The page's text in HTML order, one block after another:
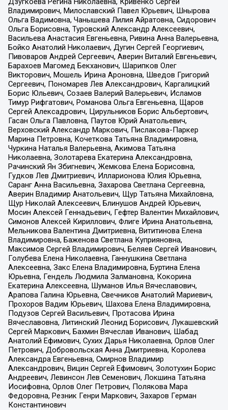
Владимирович, Милославский Павел Юрьевич, Шнырова
Ольга Вадимовна, Чанышева Лилия Айратовна, Сидорович
Ольга Борисовна, Туровский Александр Алексеевич,
Васильева Анастасия Евгеньевна, Ривина Анна Валерьевна,
Бойко Анатолий Николаевич, Дугин Сергей Георгиевич,
Пивоваров Андрей Сергеевич, Аверин Виталий Евгеньевич,
Барахоев Магомед Бекханович, Шарипков Олег
Викторович, Мошель Ирина Ароновна, Шведов Григорий
Сергеевич, Пономарев Лев Александрович, Каргалицкий
Борис Юльевич, Созаев Валерий Валерьевич, Исламов
Тимур Рифгатович, Романова Ольга Евгеньевна, Щаров
Сергей Алексадрович, Цирульников Борис Альбертович,
Гасан Ольга Павловна, Паутов Юрий Анатольевич,
Верховский Александр Маркович, Пислакова-Паркер
Марина Петровна, Кочеткова Татьяна Владимировна,
Чуркина Наталья Валерьевна, Акимова Татьяна
Николаевна, Золотарева Екатерина Александровна,
Рачинский Ян Збигневич, Жемкова Елена Борисовна,
Гудков Лев Дмитриевич, Илларионова Юлия Юрьевна,
Саранг Анна Васильевна, Захарова Светлана Сергеевна,
Аверин Владимир Анатольевич, Щур Татьяна Михайловна,
Щур Николай Алексеевич, Блинушов Андрей Юрьевич,
Мосин Алексей Геннадьевич, Гефтер Валентин Михайлович,
Симонов Алексей Кириллович, Флиге Ирина Анатольевна,
Мельникова Валентина Дмитриевна, Вититинова Елена
Владимировна, Баженова Светлана Куприяновна,
Максимов Сергей Владимирович, Беляев Сергей Иванович,
Голубева Елена Николаевна, Ганнушкина Светлана
Алексеевна, Закс Елена Владимировна, Буртина Елена
Юрьевна, Гендель Людмила Залмановна, Кокорина
Екатерина Алексеевна, Шуманов Илья Вячеславович,
Арапова Галина Юрьевна, Свечников Анатолий Мариевич,
Прохоров Вадим Юрьевич, Шахова Елена Владимировна,
Подузов Сергей Васильевич, Протасова Ирина
Вячеславовна, Литинский Леонид Борисович, Лукашевский
Сергей Маркович, Бахмин Вячеслав Иванович, Шабад
Анатолий Ефимович, Сухих Дарья Николаевна, Орлов Олег
Петрович, Добровольская Анна Дмитриевна, Королева
Александра Евгеньевна, Смирнов Владимир
Александрович, Вицин Сергей Ефимович, Золотухин Борис
Андреевич, Левинсон Лев Семенович, Локшина Татьяна
Иосифовна, Орлов Олег Петрович, Полякова Мара
Федоровна, Резник Генри Маркович, Захаров Герман
Константинович